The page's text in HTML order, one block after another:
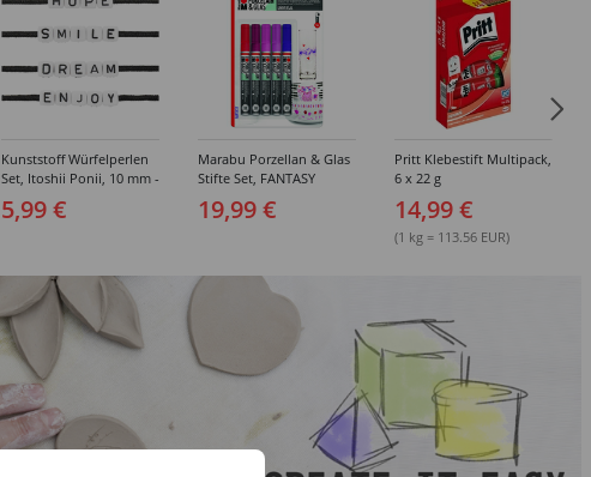
Kunststoff Würfelperlen
Set, Itoshii Ponii, 10 mm -
Verschiedene
Ausführungen
5,99 €
Marabu Porzellan & Glas
Stifte Set, FANTASY
19,99 €
Pritt Klebestift Multipack,
6 x 22 g
14,99 €
(1 kg = 113.56 EUR)